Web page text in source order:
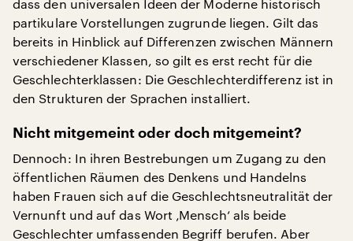
dass den universalen Ideen der Moderne historisch
partikulare Vorstellungen zugrunde liegen. Gilt das
bereits in Hinblick auf Differenzen zwischen Männern
verschiedener Klassen, so gilt es erst recht für die
Geschlechterklassen: Die Geschlechterdifferenz ist in
den Strukturen der Sprachen installiert.
Nicht mitgemeint oder doch mitgemeint?
Dennoch: In ihren Bestrebungen um Zugang zu den
öffentlichen Räumen des Denkens und Handelns
haben Frauen sich auf die Geschlechtsneutralität der
Vernunft und auf das Wort ‚Mensch‘ als beide
Geschlechter umfassenden Begriff berufen. Aber